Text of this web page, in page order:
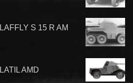
LAFFLY S 15 R AM
LATIL AMD